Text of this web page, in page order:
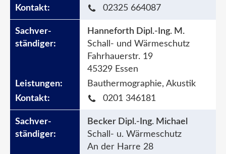
02325 664087
Hanneforth Dipl.-Ing. M.
Schall- und Wärmeschutz
Fahrhauerstr. 19
45329 Essen
Bauthermographie, Akustik
0201 346181
Becker Dipl.-Ing. Michael
Schall- u. Wärmeschutz
An der Harre 28